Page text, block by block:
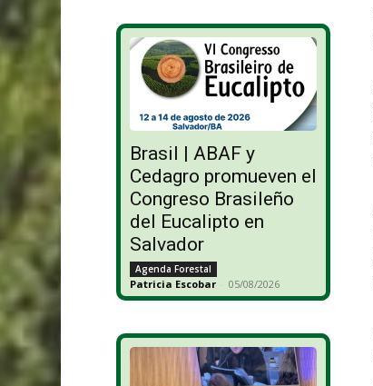
Brasil | ABAF y
Cedagro promueven el
Congreso Brasileño
del Eucalipto en
Salvador
Agenda Forestal
Patricia Escobar - 05/08/2026